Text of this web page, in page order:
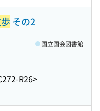
その2
R26>
国立国会図書館